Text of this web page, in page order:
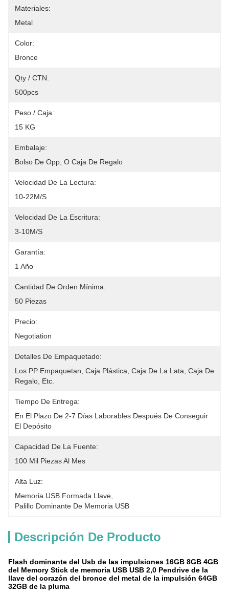
Materiales:
Metal
Color:
Bronce
Qty / CTN:
500pcs
Peso / Caja:
15 KG
Embalaje:
Bolso De Opp, O Caja De Regalo
Velocidad De La Lectura:
10-22M/S
Velocidad De La Escritura:
3-10M/S
Garantía:
1 Año
Cantidad De Orden Mínima:
50 Piezas
Precio:
Negotiation
Detalles De Empaquetado:
Los PP Empaquetan, Caja Plástica, Caja De La Lata, Caja De
Regalo, Etc.
Tiempo De Entrega:
En El Plazo De 2-7 Días Laborables Después De Conseguir
El Depósito
Capacidad De La Fuente:
100 Mil Piezas Al Mes
Alta Luz:
Memoria USB Formada Llave
Palillo Dominante De Memoria USB
Descripción De Producto
Flash dominante del Usb de las impulsiones 16GB 8GB 4GB
del Memory Stick de memoria USB USB 2,0 Pendrive de la
llave del corazón del bronce del metal de la impulsión 64GB
32GB de la pluma